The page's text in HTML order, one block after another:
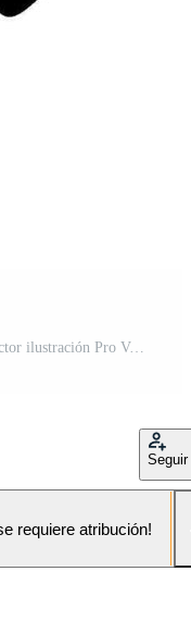
flores, minimalista y sencillo silueta - vector ilustración Pro Vector y Pro SVG
Seguir
requiere atribución!